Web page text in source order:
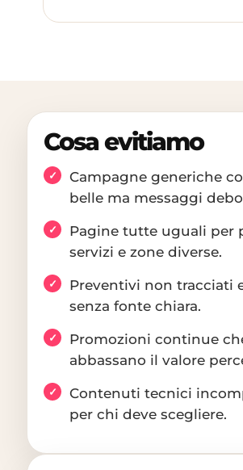
Cosa evitiamo
Campagne generiche
belle ma messaggi
Pagine tutte uguali per
servizi e zone diverse.
Preventivi non tracciati
senza fonte chiara.
Promozioni continue
abbassano il valore
Contenuti tecnici
per chi deve scegliere.